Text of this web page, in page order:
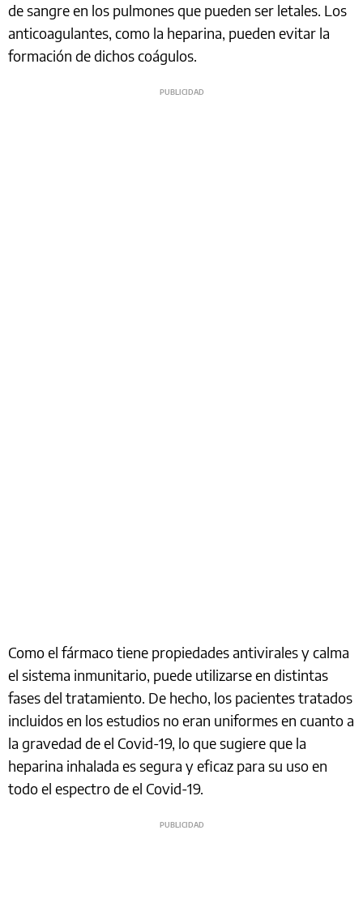
de sangre en los pulmones que pueden ser letales. Los
anticoagulantes, como la heparina, pueden evitar la
formación de dichos coágulos.
Como el fármaco tiene propiedades antivirales y calma
el sistema inmunitario, puede utilizarse en distintas
fases del tratamiento. De hecho, los pacientes tratados
incluidos en los estudios no eran uniformes en cuanto a
la gravedad de el Covid-19, lo que sugiere que la
heparina inhalada es segura y eficaz para su uso en
todo el espectro de el Covid-19.